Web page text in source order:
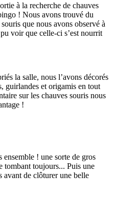
à la recherche de chauves
! Nous avons trouvé du
que nous avons observé à
voir que celle-ci s’est nourrit
la salle, nous l’avons décorés
guirlandes et origamis en tout
sur les chauves souris nous
!
! une sorte de gros
tombant toujours... Puis une
avant de clôturer une belle